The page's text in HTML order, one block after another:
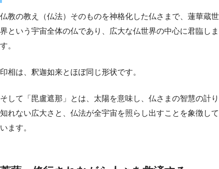
仏教の教え（仏法）そのものを神格化した仏さまで、蓮華蔵世
界という宇宙全体の仏であり、広大な仏世界の中心に君臨しま
す。
印相は、釈迦如来とほぼ同じ形状です。
そして「毘盧遮那」とは、太陽を意味し、仏さまの智慧の計り
知れない広大さと、仏法が全宇宙を照らし出すことを象徴して
います。